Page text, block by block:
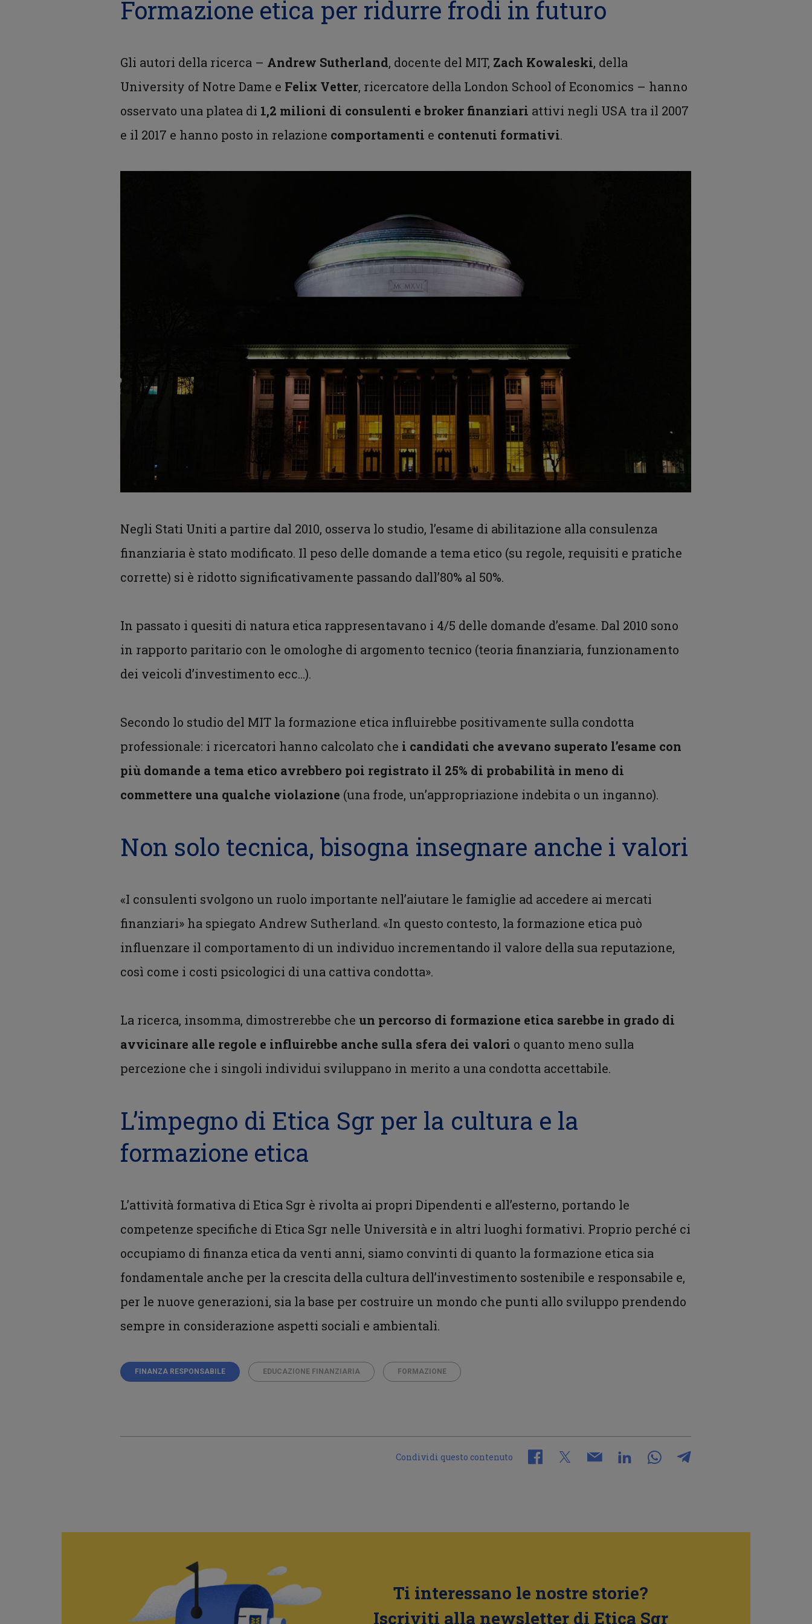
Formazione etica per ridurre frodi in futuro
Gli autori della ricerca – Andrew Sutherland, docente del MIT, Zach Kowaleski, della
University of Notre Dame e Felix Vetter, ricercatore della London School of Economics – hanno
osservato una platea di 1,2 milioni di consulenti e broker finanziari attivi negli USA tra il 2007
e il 2017 e hanno posto in relazione comportamenti e contenuti formativi.
Negli Stati Uniti a partire dal 2010, osserva lo studio, l’esame di abilitazione alla consulenza
finanziaria è stato modificato. Il peso delle domande a tema etico (su regole, requisiti e pratiche
corrette) si è ridotto significativamente passando dall’80% al 50%.
In passato i quesiti di natura etica rappresentavano i 4/5 delle domande d’esame. Dal 2010 sono
in rapporto paritario con le omologhe di argomento tecnico (teoria finanziaria, funzionamento
dei veicoli d’investimento ecc…).
Secondo lo studio del MIT la formazione etica influirebbe positivamente sulla condotta
professionale: i ricercatori hanno calcolato che i candidati che avevano superato l’esame con
più domande a tema etico avrebbero poi registrato il 25% di probabilità in meno di
commettere una qualche violazione (una frode, un’appropriazione indebita o un inganno).
Non solo tecnica, bisogna insegnare anche i valori
«I consulenti svolgono un ruolo importante nell’aiutare le famiglie ad accedere ai mercati
finanziari» ha spiegato Andrew Sutherland. «In questo contesto, la formazione etica può
influenzare il comportamento di un individuo incrementando il valore della sua reputazione,
così come i costi psicologici di una cattiva condotta».
La ricerca, insomma, dimostrerebbe che un percorso di formazione etica sarebbe in grado di
avvicinare alle regole e influirebbe anche sulla sfera dei valori o quanto meno sulla
percezione che i singoli individui sviluppano in merito a una condotta accettabile.
L’impegno di Etica Sgr per la cultura e la
formazione etica
L’attività formativa di Etica Sgr è rivolta ai propri Dipendenti e all’esterno, portando le
competenze specifiche di Etica Sgr nelle Università e in altri luoghi formativi. Proprio perché ci
occupiamo di finanza etica da venti anni, siamo convinti di quanto la formazione etica sia
fondamentale anche per la crescita della cultura dell’investimento sostenibile e responsabile e,
per le nuove generazioni, sia la base per costruire un mondo che punti allo sviluppo prendendo
sempre in considerazione aspetti sociali e ambientali.
FINANZA RESPONSABILE EDUCAZIONE FINANZIARIA FORMAZIONE
Condividi questo contenuto
Ti interessano le nostre storie?
Iscriviti alla newsletter di Etica Sgr